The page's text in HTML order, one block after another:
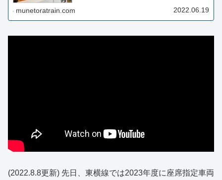
munetoratrain.com 2022.06.19
(2022.8.8更新) 先日、東横線では2023年度に座席指定車両